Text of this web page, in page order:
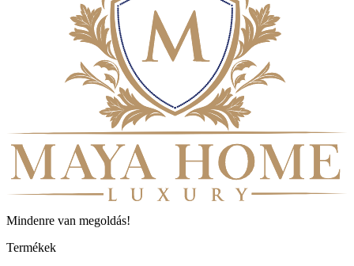
Mindenre van megoldás!
Termékek